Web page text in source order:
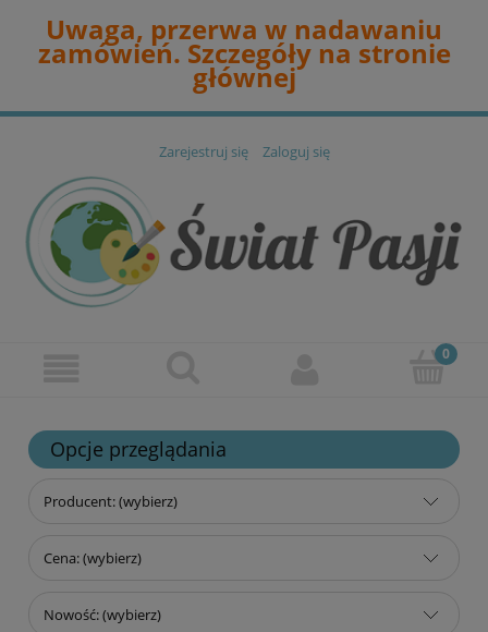
Uwaga, przerwa w nadawaniu
zamówień. Szczegóły na stronie
głównej
Zarejestruj się Zaloguj się
Opcje przeglądania
Producent: (wybierz)
Cena: (wybierz)
Nowość: (wybierz)